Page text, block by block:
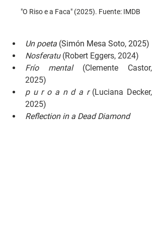
"O Riso e a Faca" (2025). Fuente: IMDB
Un poeta (Simón Mesa Soto, 2025)
Nosferatu (Robert Eggers, 2024)
Frío mental (Clemente Castor,
2025)
p u r o a n d a r (Luciana Decker,
2025)
Reflection in a Dead Diamond